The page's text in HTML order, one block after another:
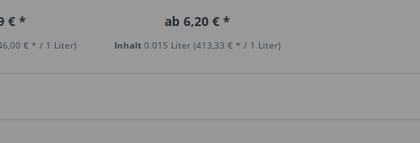
€ *
€ * / 1 Liter)
ab 6,20 € *
Inhalt0.015 Liter(413,33 € * / 1 Liter)